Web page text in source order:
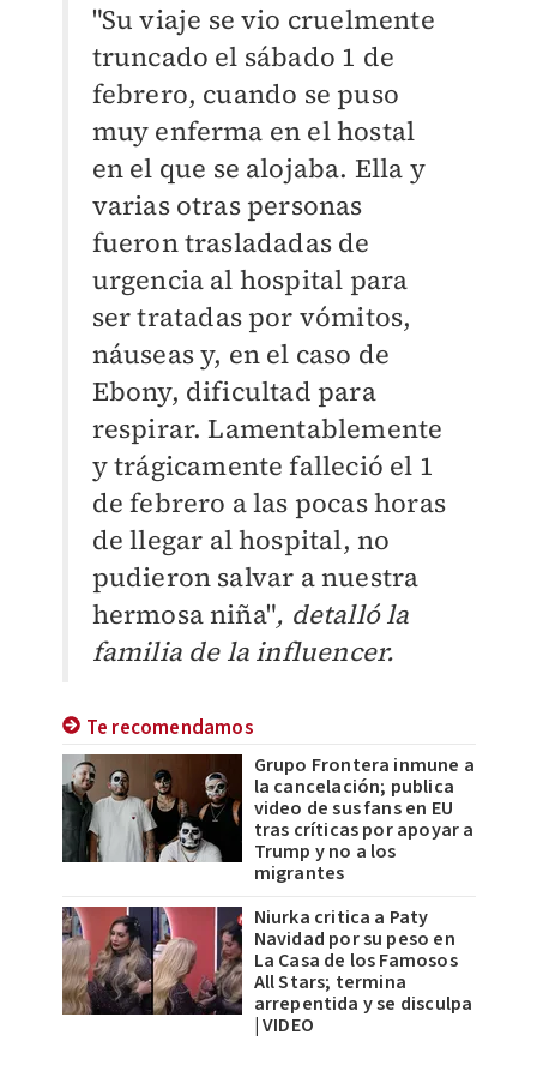
"Su viaje se vio cruelmente
truncado el sábado 1 de
febrero, cuando se puso
muy enferma en el hostal
en el que se alojaba. Ella y
varias otras personas
fueron trasladadas de
urgencia al hospital para
ser tratadas por vómitos,
náuseas y, en el caso de
Ebony, dificultad para
respirar. Lamentablemente
y trágicamente falleció el 1
de febrero a las pocas horas
de llegar al hospital, no
pudieron salvar a nuestra
hermosa niña", detalló la
familia de la influencer.
Te recomendamos
Grupo Frontera inmune a
la cancelación; publica
video de sus fans en EU
tras críticas por apoyar a
Trump y no a los
migrantes
Niurka critica a Paty
Navidad por su peso en
La Casa de los Famosos
All Stars; termina
arrepentida y se disculpa
| VIDEO